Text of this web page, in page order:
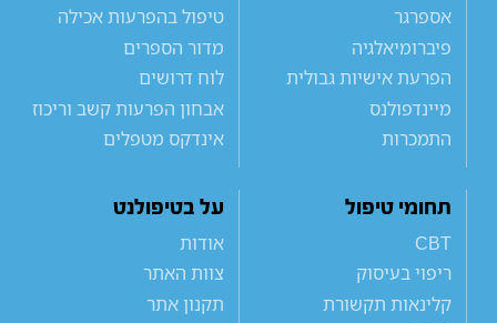
אספרגר
פיברומיאלגיה
הפרעת אישיות גבולית
מיינדפולנס
התמכרות
טיפול בהפרעות אכילה
מדור הספרים
לוח דרושים
אבחון הפרעות קשב וריכוז
אינדקס מטפלים
תחומי טיפול
CBT
ריפוי בעיסוק
קלינאות תקשורת
על בטיפולנט
אודות
צוות האתר
תקנון אתר